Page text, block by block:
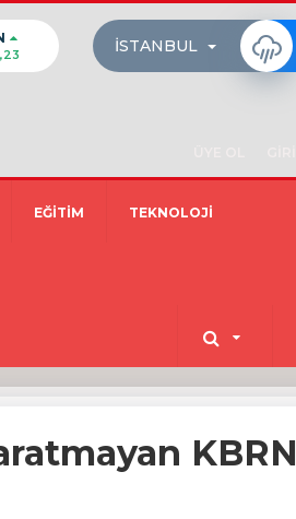
İSTANBUL
EĞİTİM TEKNOLOJİ
KBRN